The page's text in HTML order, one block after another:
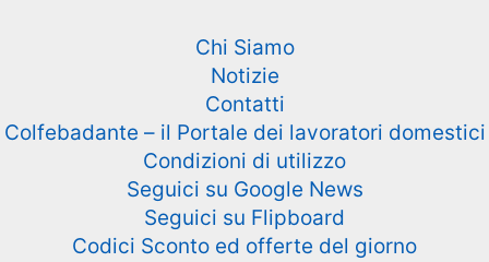
Chi Siamo
Notizie
Contatti
Colfebadante – il Portale dei lavoratori domestici
Condizioni di utilizzo
Seguici su Google News
Seguici su Flipboard
Codici Sconto ed offerte del giorno